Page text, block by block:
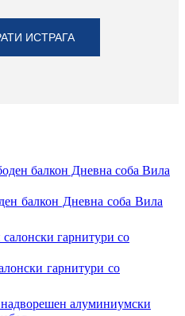
ИСТРАГА
балкон Дневна соба Вила
гарнитури со